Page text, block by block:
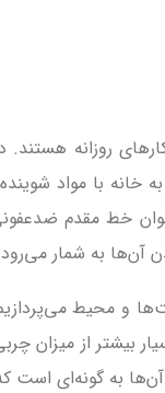
روزانه
با مواد
خط مقدم
آن‌ها به شمار
و محیط
بیشتر از
به گونه‌ای است